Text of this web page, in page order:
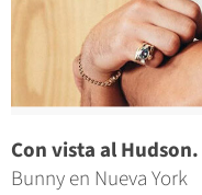
Con vista al Hudson.
Bunny en Nueva York